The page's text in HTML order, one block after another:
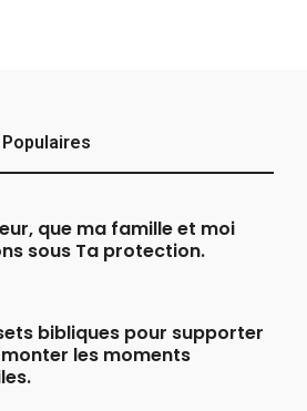
que ma famille et moi
sous Ta protection.
bibliques pour supporter
les moments